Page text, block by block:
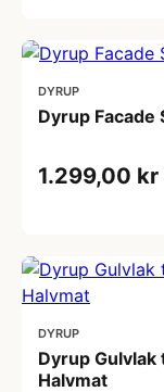
DYRUP
Dyrup Facade
1.299,00 kr
DYRUP
Dyrup
Halvmat